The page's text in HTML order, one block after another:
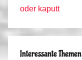
oder kaputt
Interessante Themen